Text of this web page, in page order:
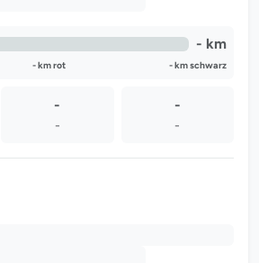
- km
- km rot - km schwarz
-
-
-
-